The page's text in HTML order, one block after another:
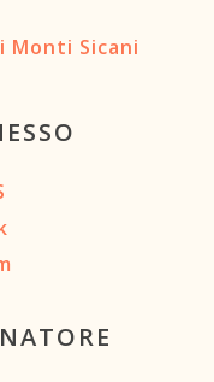
Monti Sicani